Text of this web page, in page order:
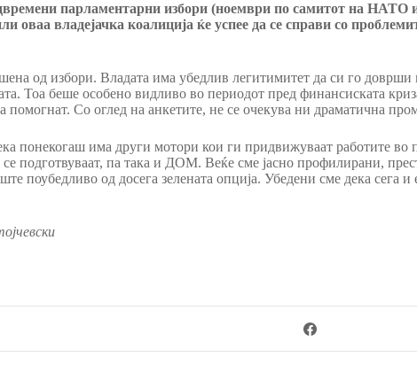
парламентарни избори (ноември по самитот на НАТО
оваа владејачка коалиција ќе успее да се справи со
од избори. Владата има убедлив легитимитет да си го
Тоа беше особено видливо во периодот пред финансиската
помогнат. Со оглед на анкетите, не се очекува ни драматична
понекогаш има други мотори кои ги придвижуваат работите во
подготвуваат, па така и ДОМ. Веќе сме јасно профилирани,
поубедливо од досега зелената опција. Убедени сме дека сега